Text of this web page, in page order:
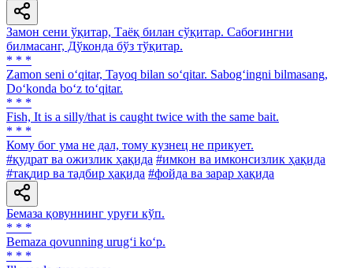
Замон сени ўқитар, Таёқ билан сўқитар. Сабоғингни
билмасанг, Дўконда бўз тўқитар.
* * *
Zamon seni o‘qitar, Tayoq bilan so‘qitar. Sabog‘ingni bilmasang,
Do‘konda bo‘z to‘qitar.
* * *
Fish, It is a silly/that is caught twice with the same bait.
* * *
Кому бог ума не дал, тому кузнец не прикует.
#қудрат ва ожизлик ҳақида #имкон ва имконсизлик ҳақида
#тақдир ва тадбир ҳақида #фойда ва зарар ҳақида
Бемаза қовуннинг уруғи кўп.
* * *
Bemaza qovunning urug‘i ko‘p.
* * *